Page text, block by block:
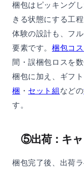
梱包はピッキング
きる状態にする工
体験の設計も、フ
要素です。 梱包コ
間・誤梱包ロスを
梱包に加え、ギフ
梱 ・ セット組 などの
す。
⑤出荷：キャ
梱包完了後、出荷